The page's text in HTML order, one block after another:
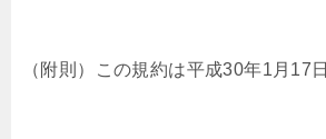
（附則）この規約は平成30年1月17